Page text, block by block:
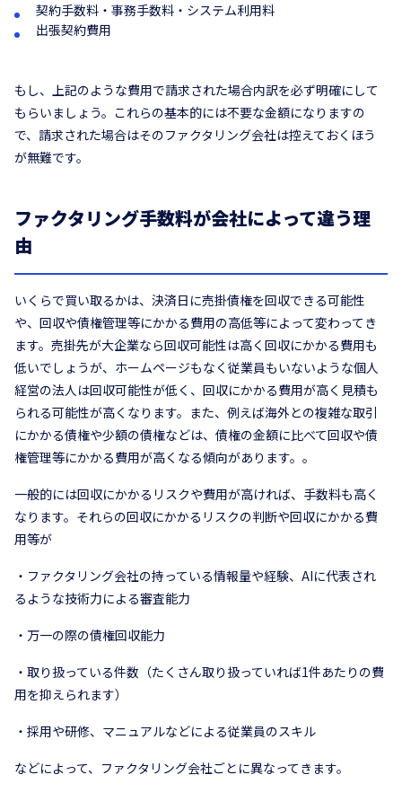
契約手数料・事務手数料・システム利用料
出張契約費用
もし、上記のような費用で請求された場合内訳を必ず明確にして
もらいましょう。これらの基本的には不要な金額になりますの
で、請求された場合はそのファクタリング会社は控えておくほう
が無難です。
ファクタリング手数料が会社によって違う理
由
いくらで買い取るかは、決済日に売掛債権を回収できる可能性
や、回収や債権管理等にかかる費用の高低等によって変わってき
ます。売掛先が大企業なら回収可能性は高く回収にかかる費用も
低いでしょうが、ホームページもなく従業員もいないような個人
経営の法人は回収可能性が低く、回収にかかる費用が高く見積も
られる可能性が高くなります。また、例えば海外との複雑な取引
にかかる債権や少額の債権などは、債権の金額に比べて回収や債
権管理等にかかる費用が高くなる傾向があります。。
一般的には回収にかかるリスクや費用が高ければ、手数料も高く
なります。それらの回収にかかるリスクの判断や回収にかかる費
用等が
・ファクタリング会社の持っている情報量や経験、AIに代表され
るような技術力による審査能力
・万一の際の債権回収能力
・取り扱っている件数（たくさん取り扱っていれば1件あたりの費
用を抑えられます）
・採用や研修、マニュアルなどによる従業員のスキル
などによって、ファクタリング会社ごとに異なってきます。